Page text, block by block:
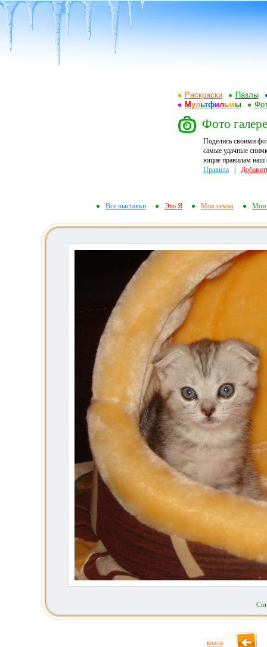
Раскраски
Пазлы
Мультфильмы
Фото
Поделись своими
самые удачные
ющие правилам наш
Правила|
Все выставки Это Я Моя семья Мои
коала